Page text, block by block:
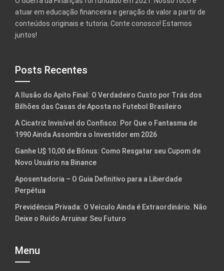
atuar em educação financeira e geração de valor a partir de
conteúdos originais e tutoria. Conte conosco! Estamos
juntos!
Posts Recentes
A Ilusão do Apito Final: O Verdadeiro Custo por Trás dos
Bilhões das Casas de Aposta no Futebol Brasileiro
A Cicatriz Invisível do Confisco: Por Que o Fantasma de
1990 Ainda Assombra o Investidor em 2026
Ganhe U$ 10,00 de Bônus: Como Resgatar seu Cupom de
Novo Usuário na Binance
Aposentadoria – O Guia Definitivo para a Liberdade
Perpétua
Previdência Privada: O Veículo Ainda é Extraordinário. Não
Deixe o Ruído Arruinar Seu Futuro
Menu